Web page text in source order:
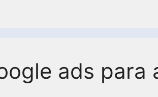
ads para